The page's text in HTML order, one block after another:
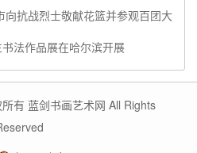
向抗战烈士敬献花篮并参观百团大
法作品展在哈尔滨开展
有 蓝剑书画艺术网 All Rights